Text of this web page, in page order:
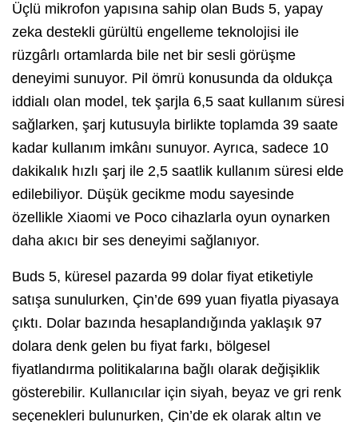
Üçlü mikrofon yapısına sahip olan Buds 5, yapay
zeka destekli gürültü engelleme teknolojisi ile
rüzgârlı ortamlarda bile net bir sesli görüşme
deneyimi sunuyor. Pil ömrü konusunda da oldukça
iddialı olan model, tek şarjla 6,5 saat kullanım süresi
sağlarken, şarj kutusuyla birlikte toplamda 39 saate
kadar kullanım imkânı sunuyor. Ayrıca, sadece 10
dakikalık hızlı şarj ile 2,5 saatlik kullanım süresi elde
edilebiliyor. Düşük gecikme modu sayesinde
özellikle Xiaomi ve Poco cihazlarla oyun oynarken
daha akıcı bir ses deneyimi sağlanıyor.
Buds 5, küresel pazarda 99 dolar fiyat etiketiyle
satışa sunulurken, Çin’de 699 yuan fiyatla piyasaya
çıktı. Dolar bazında hesaplandığında yaklaşık 97
dolara denk gelen bu fiyat farkı, bölgesel
fiyatlandırma politikalarına bağlı olarak değişiklik
gösterebilir. Kullanıcılar için siyah, beyaz ve gri renk
seçenekleri bulunurken, Çin’de ek olarak altın ve